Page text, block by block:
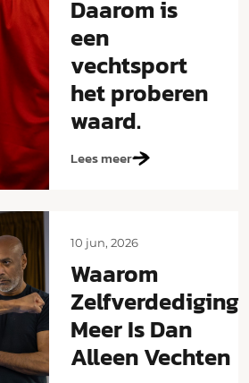
Daarom is
een
vechtsport
het proberen
waard.
Lees meer
10 jun, 2026
Waarom
Zelfverdediging
Meer Is Dan
Alleen Vechten